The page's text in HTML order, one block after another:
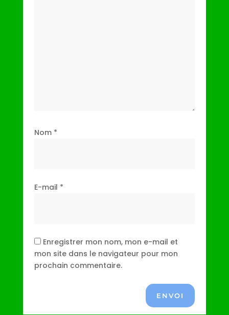
Nom *
E-mail *
Enregistrer mon nom, mon e-mail et
mon site dans le navigateur pour mon
prochain commentaire.
ENVOI